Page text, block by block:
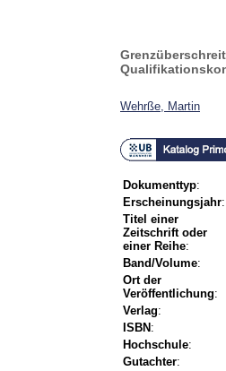
Wehrße, Martin
Dokumenttyp:
Erscheinungsjahr:
Titel einer
Zeitschrift oder
einer Reihe:
Band/Volume:
Ort der
Veröffentlichung:
Verlag:
ISBN :
Hochschule:
Gutachter: